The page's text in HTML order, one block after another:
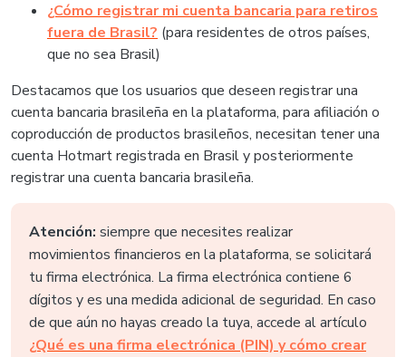
¿Cómo registrar mi cuenta bancaria para retiros
fuera de Brasil? (para residentes de otros países,
que no sea Brasil)
Destacamos que los usuarios que deseen registrar una
cuenta bancaria brasileña en la plataforma, para afiliación o
coproducción de productos brasileños, necesitan tener una
cuenta Hotmart registrada en Brasil y posteriormente
registrar una cuenta bancaria brasileña.
Atención: siempre que necesites realizar
movimientos financieros en la plataforma, se solicitará
tu firma electrónica. La firma electrónica contiene 6
dígitos y es una medida adicional de seguridad. En caso
de que aún no hayas creado la tuya, accede al artículo
¿Qué es una firma electrónica (PIN) y cómo crear